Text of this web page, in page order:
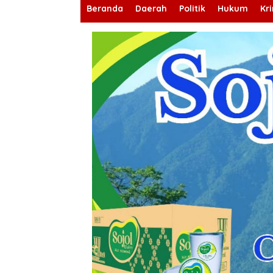
Beranda Daerah Politik Hukum